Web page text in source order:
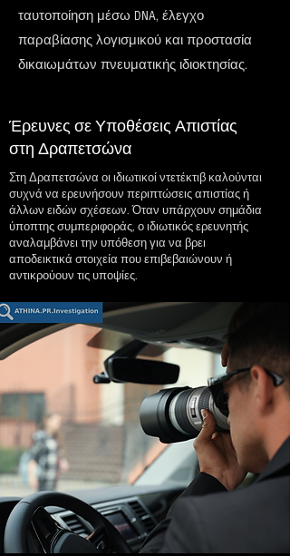
ταυτοποίηση μέσω DNA, έλεγχο
παραβίασης λογισμικού και προστασία
δικαιωμάτων πνευματικής ιδιοκτησίας.
Έρευνες σε Υποθέσεις Απιστίας
στη Δραπετσώνα
Στη Δραπετσώνα οι ιδιωτικοί ντετέκτιβ καλούνται
συχνά να ερευνήσουν περιπτώσεις απιστίας ή
άλλων ειδών σχέσεων. Όταν υπάρχουν σημάδια
ύποπτης συμπεριφοράς, ο ιδιωτικός ερευνητής
αναλαμβάνει την υπόθεση για να βρει
αποδεικτικά στοιχεία που επιβεβαιώνουν ή
αντικρούουν τις υποψίες.